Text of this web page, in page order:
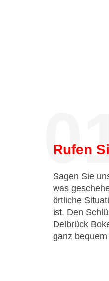
Rufen
Sagen Sie
was
örtliche
ist. Den
Delbrück
ganz